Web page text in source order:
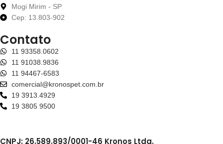
Mogi Mirim - SP
Cep: 13.803-902
Contato
11 93358.0602
11 91038.9836
11 94467-6583
comercial@kronospet.com.br
19 3913.4929
19 3805 9500
CNPJ: 26.589.893/0001-46 Kronos Ltda.